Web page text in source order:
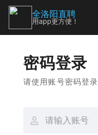
密码登录
请使用账号密码登录
全洛阳直聘
用app更方便！